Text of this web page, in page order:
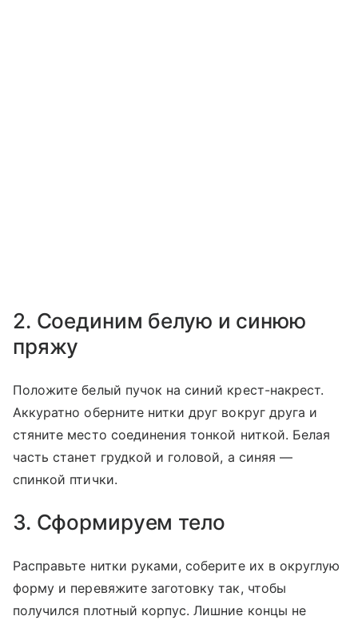
2. Соединим белую и синюю
пряжу
Положите белый пучок на синий крест-накрест.
Аккуратно оберните нитки друг вокруг друга и
стяните место соединения тонкой ниткой. Белая
часть станет грудкой и головой, а синяя —
спинкой птички.
3. Сформируем тело
Расправьте нитки руками, соберите их в округлую
форму и перевяжите заготовку так, чтобы
получился плотный корпус. Лишние концы не